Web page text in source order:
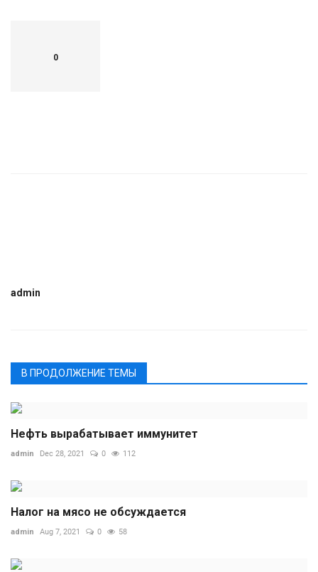
0
admin
В ПРОДОЛЖЕНИЕ ТЕМЫ
Нефть вырабатывает иммунитет
admin Dec 28, 2021 0 112
Налог на мясо не обсуждается
admin Aug 7, 2021 0 58